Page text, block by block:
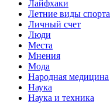
Лайфхаки
Летние виды спорта
Личный счет
Люди
Места
Мнения
Мода
Народная медицина
Наука
Наука и техника